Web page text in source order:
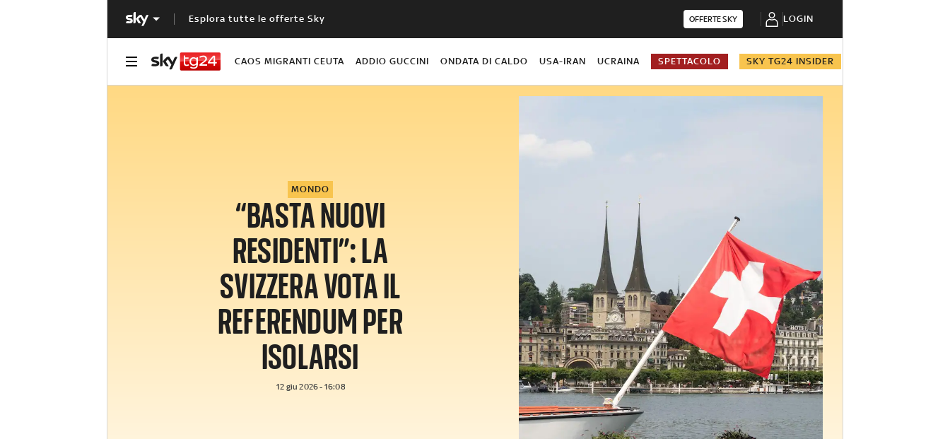
Esplora tutte le offerte Sky OFFERTE SKY LOGIN
CAOS MIGRANTI CEUTA ADDIO GUCCINI ONDATA DI CALDO USA-IRAN UCRAINA SPETTACOLO SKY TG24 INSIDER
MONDO
“BASTA NUOVI
RESIDENTI”: LA
SVIZZERA VOTA IL
REFERENDUM PER
ISOLARSI
12 giu 2026 - 16:08